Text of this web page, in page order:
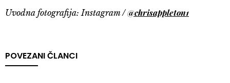
Uvodna fotografija: Instagram /@chrisappleton1
POVEZANI ČLANCI